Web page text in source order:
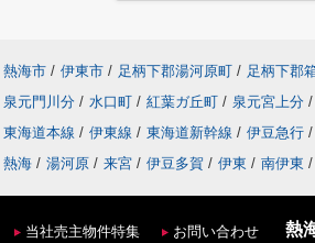
熱海市 / 伊東市 / 足柄下郡湯河原町 / 足柄下郡
泉元門川分 / 水口町 / 紅葉ガ丘町 / 泉元宮上分 /
東海道本線 / 伊東線 / 東海道新幹線 / 伊豆急行 /
熱海 / 湯河原 / 来宮 / 伊豆多賀 / 伊東 / 南伊東 /
当社売主物件特集
お問い合わせ
熱